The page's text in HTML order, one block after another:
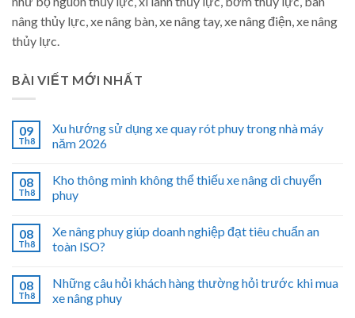
nâng thủy lực, xe nâng bàn, xe nâng tay, xe nâng điện, xe nâng
thủy lực.
BÀI VIẾT MỚI NHẤT
09
Th8
Xu hướng sử dụng xe quay rót phuy trong nhà máy
năm 2026
08
Th8
Kho thông minh không thể thiếu xe nâng di chuyển
phuy
08
Th8
Xe nâng phuy giúp doanh nghiệp đạt tiêu chuẩn an
toàn ISO?
08
Th8
Những câu hỏi khách hàng thường hỏi trước khi mua
xe nâng phuy